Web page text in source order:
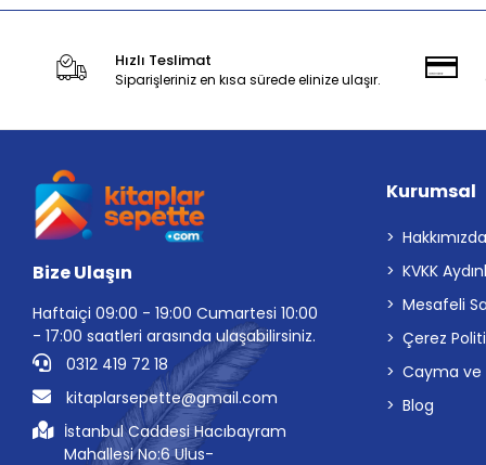
Hızlı Teslimat
Siparişleriniz en kısa sürede elinize ulaşır.
Bize Ulaşın
Haftaiçi 09:00 - 19:00 Cumartesi 10:00
- 17:00 saatleri arasında ulaşabilirsiniz.
0312 419 72 18
kitaplarsepette@gmail.com
İstanbul Caddesi Hacıbayram
Mahallesi No:6 Ulus-
Kurumsal
KVKK
Mesafeli
Çerez
Cayma ve
Blog